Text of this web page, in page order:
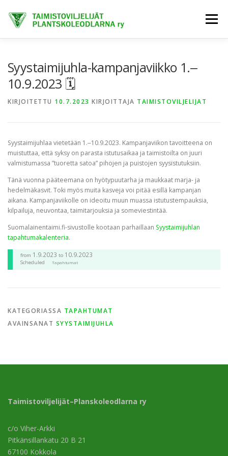
sisältöön
Valikko
Syystaimijuhla-kampanjaviikko 1.‒
10.9.2023 🗓
KIRJOITETTU 10.7.2023 KIRJOITTAJA TAIMISTOVILJELIJAT
Syystaimijuhlaa vietetään 1.‒10.9.2023. Kampanjaviikon tavoitteena on
muistuttaa, että syksy on parasta istutusaikaa ja taimistoilta on juuri
valmistumassa ”tuoretta satoa” pihojen ja puistojen syysistutuksiin.
Tänä vuonna pääteemana on hyötypuutarha ja maukkaat marja- ja
hedelmäkasvit. Toki myös muita kasveja voi pitää esillä kampanjan
aikana. Kampanjaviikolle on ideoitu muun muassa istutustempauksia,
kilpailuja, neuvontaa, taimitarjouksia ja someviestintää.
Suomalainentaimi.fi-sivustolle kootaan parhaillaan Syystaimijuhlan
tapahtumakalenteria.
from 1.9.2023 to 10.9.2023
Scheduled Tapahtumat
KATEGORIASSA TAPAHTUMAT
AVAINSANAT SYYSTAIMIJUHLA
Taimistoviljelijät–Planskoleodlarna ry
c/o Viher-Arkki
Pitkänsillankatu 20 B 21
67100 Kokkola